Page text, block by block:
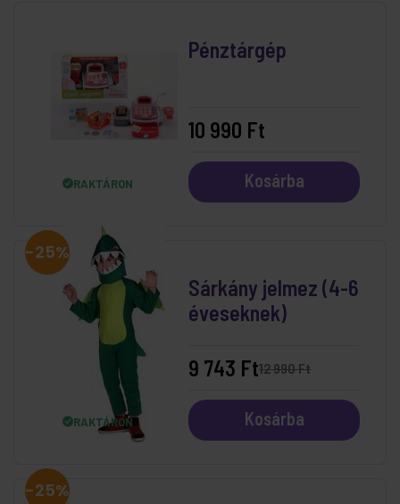
RAKTÁRON
Pénztárgép
10 990 Ft
Kosárba
-25%
RAKTÁRON
Sárkány jelmez (4-6
éveseknek)
12 990 Ft
9 743 Ft
Kosárba
-25%